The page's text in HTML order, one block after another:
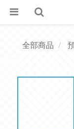
全部商品